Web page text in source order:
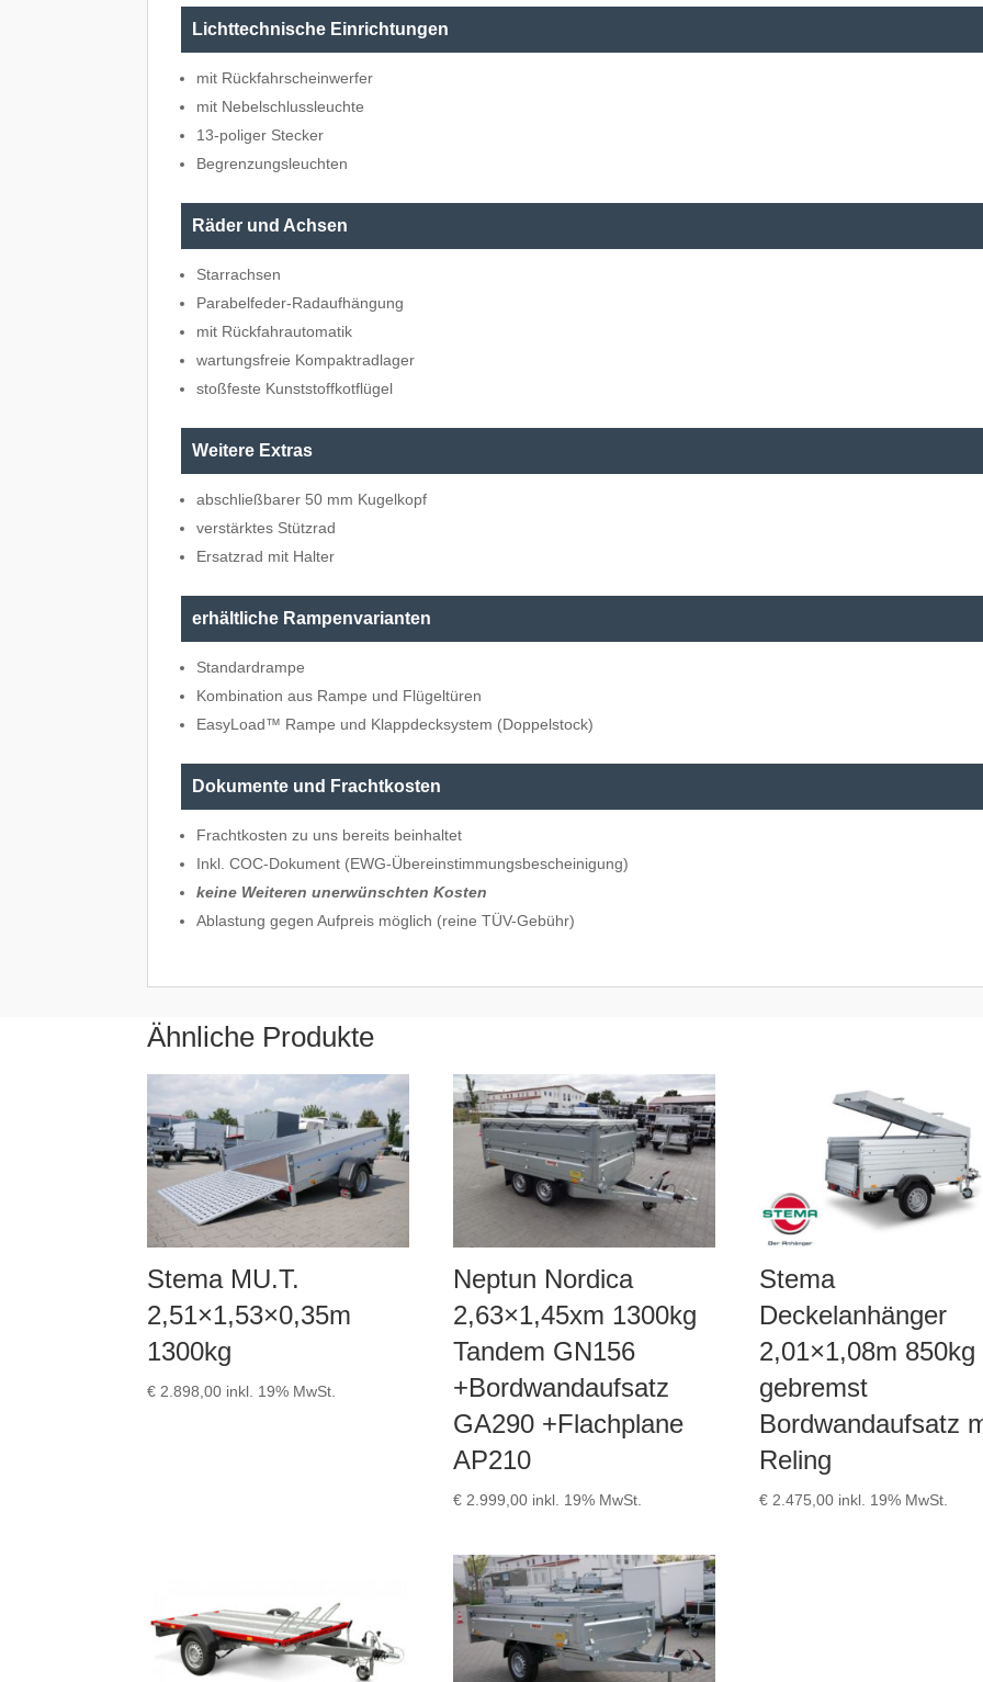
Lichttechnische Einrichtungen
mit Rückfahrscheinwerfer
mit Nebelschlussleuchte
13-poliger Stecker
Begrenzungsleuchten
Räder und Achsen
Starrachsen
Parabelfeder-Radaufhängung
mit Rückfahrautomatik
wartungsfreie Kompaktradlager
stoßfeste Kunststoffkotflügel
Weitere Extras
abschließbarer 50 mm Kugelkopf
verstärktes Stützrad
Ersatzrad mit Halter
erhältliche Rampenvarianten
Standardrampe
Kombination aus Rampe und Flügeltüren
EasyLoad™ Rampe und Klappdecksystem (Doppelstock)
Dokumente und Frachtkosten
Frachtkosten zu uns bereits beinhaltet
Inkl. COC-Dokument (EWG-Übereinstimmungsbescheinigung)
keine Weiteren unerwünschten Kosten
Ablastung gegen Aufpreis möglich (reine TÜV-Gebühr)
Ähnliche Produkte
Stema MU.T.
2,51×1,53×0,35m
1300kg
€ 2.898,00 inkl. 19% MwSt.
Neptun Nordica
2,63×1,45xm 1300kg
Tandem GN156
+Bordwandaufsatz
GA290 +Flachplane
AP210
€ 2.999,00 inkl. 19% MwSt.
Stema
Deckelanhänger
2,01×1,08m 850kg
gebremst
Bordwandaufsatz
Reling
€ 2.475,00 inkl. 19% MwSt.